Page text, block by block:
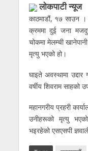
लाेकपाटी न्यूज
काठमाडौं, १७ साउन ।
क्रममा दुई जना
चोकमा मेलम्ची
मृत्यु भएको हो।
घाइते अवस्थामा
वर्षीय शिवराम साहको
महानगरीय प्रहरी
उनीहरूको मृत्यु
भइरहेको एसएसपी